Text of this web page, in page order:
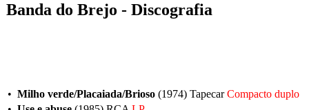
Banda do Brejo - Discografia
• Milho verde/Placaiada/Brioso (1974) TapecarCompacto duplo